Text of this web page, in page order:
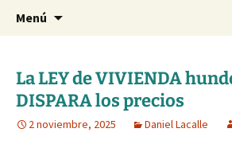
dlacalle.com
Blog de Daniel Lacalle
Menú
La LEY de VIVIENDA
DISPARA los precios
2 noviembre, 2025 Daniel Lacalle